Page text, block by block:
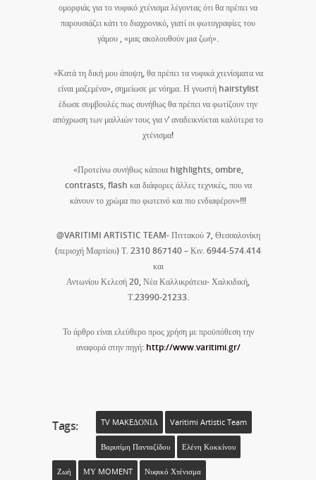
ομορφιάς για το νυφικό χτένισμα λέγοντας ότι θα πρέπει να
παρουσιάζει κάτι το διαχρονικό, γιατί οι φωτογραφίες του
γάμου , «μας ακολουθούν μια ζωή».
«Κατά τη δική μου άποψη, θα πρέπει τα νυφικά χτενίσματα να
είναι μαζεμένα», σημείωσε με νόημα. Η γνωστή hairstylist
έδωσε συμβουλές πως συνήθως θα πρέπει να φωτίζουν την
απόχρωση των μαλλιών τους για ν’ αναδεικνύεται καλύτερα το
χτένισμα!
«Προτείνω συνήθως κάποια highlights, ombre,
contrasts, flash και διάφορες άλλες τεχνικές, που να
κάνουν το χρώμα πιο φωτεινό και πιο ενδιαφέρον»!!!
@VARITIMI ARTISTIC TEAM- Πιττακού 7, Θεσσαλονίκη
(περιοχή Μαρτίου) Τ. 2310 867140 – Κιν. 6944-574.414
και
Αντωνίου Κελεσή 20, Νέα Καλλικράτεια- Χαλκιδική,
Τ.23990-21233.
Το άρθρο είναι ελεύθερο προς χρήση με προϋπόθεση την
αναφορά στην πηγή: http://www.varitimi.gr/
Tags: TV MAKEΔΟΝΙΑ Varitimi Artistic Team
Βαρυτίμη Πανταζίδου Ελένη Κοκκίνου
Ζωή ΜΥ MOMENT Νυφικό Χτένισμα